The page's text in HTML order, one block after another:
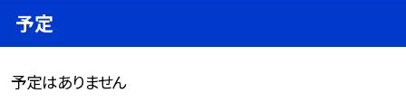
予定
予定はありません